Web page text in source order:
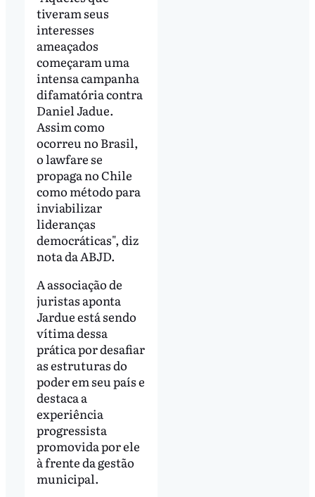
tiveram seus
interesses
ameaçados
começaram uma
intensa campanha
difamatória contra
Daniel Jadue.
Assim como
ocorreu no Brasil,
o lawfare se
propaga no Chile
como método para
inviabilizar
lideranças
democráticas", diz
nota da ABJD.
A associação de
juristas aponta
Jardue está sendo
vítima dessa
prática por desafiar
as estruturas do
poder em seu país e
destaca a
experiência
progressista
promovida por ele
à frente da gestão
municipal.